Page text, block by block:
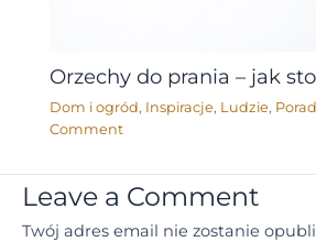
Orzechy do prania – jak
Dom i ogród, Inspiracje, Ludzie,
Comment
Leave a Comment
Twój adres email nie zostanie